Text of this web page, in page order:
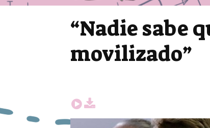
“Nadie sabe
movilizado”